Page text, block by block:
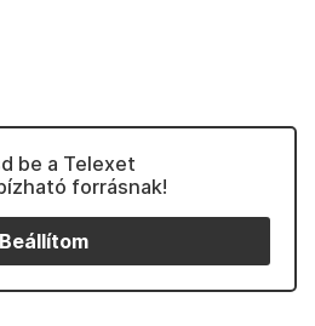
be a Telexet
forrásnak!
Beállítom